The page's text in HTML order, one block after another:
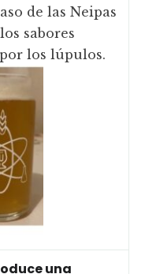
de las Neipas
sabores
los lúpulos.
una